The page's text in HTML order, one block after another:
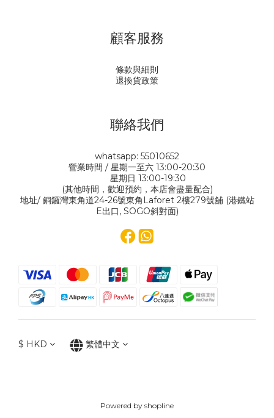
顧客服務
條款與細則
退換貨政策
聯絡我們
whatsapp: 55010652
營業時間 / 星期一至六 13:00-20:30
星期日 13:00-19:30
(其他時間，歡迎預約，本店會盡量配合)
地址/ 銅鑼灣東角道24-26號東角Laforet 2樓279號舖 (港鐵站
E出口, SOGO斜對面)
$ HKD 繁體中文
Powered by shopline